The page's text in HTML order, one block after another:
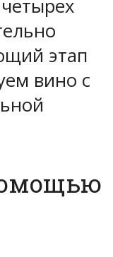
этап
вино с